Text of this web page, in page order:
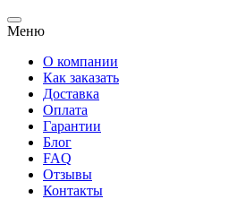
Меню
О компании
Как заказать
Доставка
Оплата
Гарантии
Блог
FAQ
Отзывы
Контакты